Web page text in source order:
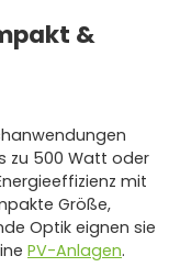
&
zu 500 Watt oder
mit
Größe,
Optik eignen sie
PV-Anlagen.